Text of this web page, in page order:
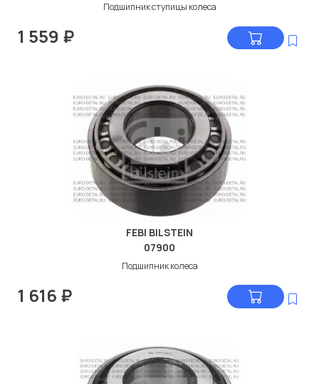
Подшипник ступицы колеса
1 559 ₽
FEBI BILSTEIN
07900
Подшипник колеса
1 616 ₽